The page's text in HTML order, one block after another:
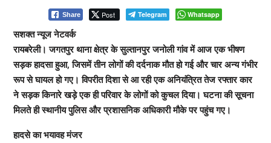
Share Post Telegram Whatsapp
सशक्त न्यूज नेटवर्क
रायबरेली। जगतपुर थाना क्षेत्र के सुल्तानपुर जनोली गांव में आज एक भीषण
सड़क हादसा हुआ, जिसमें तीन लोगों की दर्दनाक मौत हो गई और चार अन्य गंभीर
रूप से घायल हो गए। विपरीत दिशा से आ रही एक अनियंत्रित तेज रफ्तार कार
ने सड़क किनारे खड़े एक ही परिवार के लोगों को कुचल दिया। घटना की सूचना
मिलते ही स्थानीय पुलिस और प्रशासनिक अधिकारी मौके पर पहुंच गए।
हादसे का भयावह मंजर